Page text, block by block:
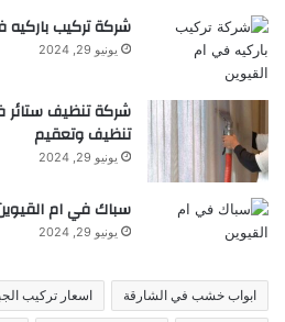
شركة تركيب باركيه في ام
يونيو 29, 2024
تنظيف وتعقيم
يونيو 29, 2024
سباك في ام القيوين
يونيو 29, 2024
ابواب خشب في الشارقة اسعار تركيب